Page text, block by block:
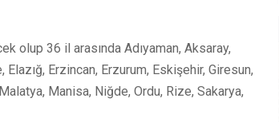
olup 36 il arasında Adıyaman, Aksaray,
Erzincan, Erzurum, Eskişehir, Giresun,
Manisa, Niğde, Ordu, Rize, Sakarya,